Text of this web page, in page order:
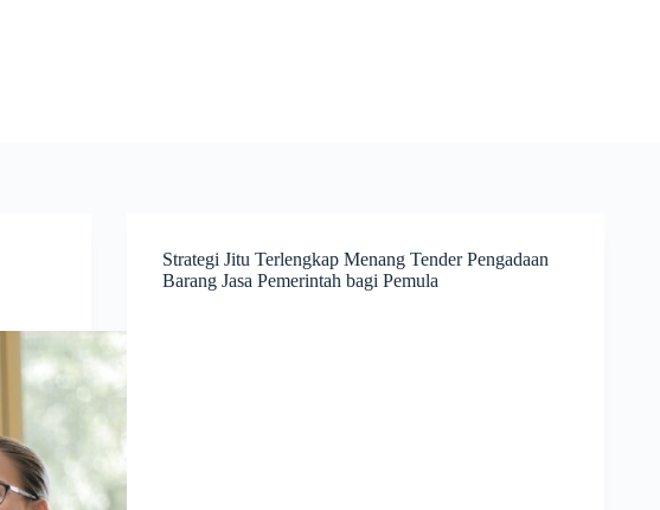
Strategi Jitu Terlengkap Menang Tender Pengadaan
Barang Jasa Pemerintah bagi Pemula